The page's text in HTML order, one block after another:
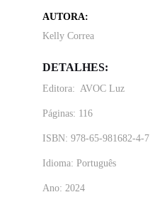
AUTORA:
Kelly Correa
DETALHES:
Editora:  AVOC Luz
Páginas: 116
ISBN: 978-65-981682-4-7
Idioma: Português
Ano: 2024